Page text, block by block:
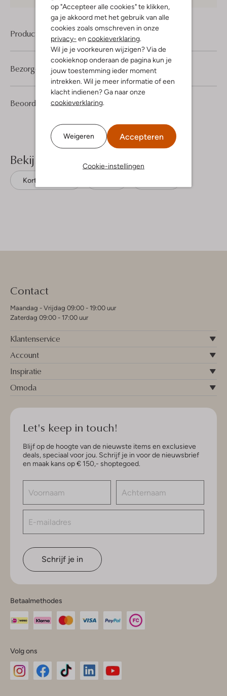
op "Accepteer alle cookies" te klikken,
ga je akkoord met het gebruik van alle
cookies zoals omschreven in onze
privacy- en cookieverklaring
Wil je je voorkeuren wijzigen? Via de
cookieknop onderaan de pagina kun je
jouw toestemming ieder moment
intrekken. Wil je meer informatie of een
klacht indienen? Ga naar onze
cookieverklaring
Weigeren Accepteren
Cookie-instellingen
Product informatie
Beoordelingen (1) 1
5
Bezorgen & retourneren
Bekijk meer
Korte broeken
Contact
Maandag - Vrijdag 09:00 - 19:00 uur
Zaterdag 09:00 - 17:00 uur
Klantenservice
Account
Inspiratie
Omoda
Let's keep in touch!
Blijf op de hoogte van de nieuwste items en exclusieve
deals, speciaal voor jou. Schrijf je in voor de nieuwsbrief
en maak kans op € 150,- shoptegoed.
Schrijf je in
Betaalmethodes
Volg ons